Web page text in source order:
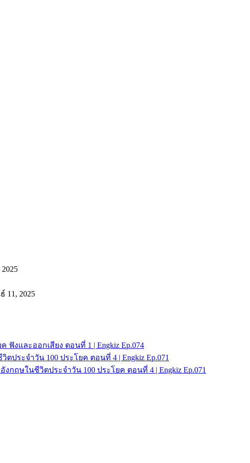
11, 2025
ฟังและออกเสียง ตอนที่ 1 | Engkiz Ep.074
ประจำวัน 100 ประโยค ตอนที่ 4 | Engkiz Ep.071
กฤษในชีวิตประจำวัน 100 ประโยค ตอนที่ 4 | Engkiz Ep.071